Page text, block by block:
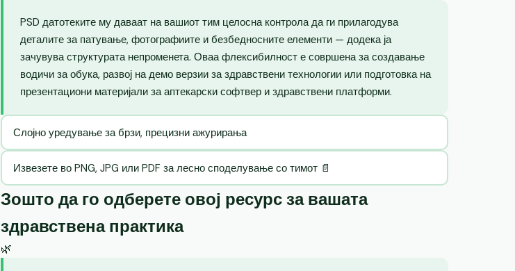
PSD датотеките му даваат на вашиот тим целосна контрола да ги прилагодува
деталите за патување, фотографиите и безбедносните елементи — додека ја
зачувува структурата непроменета. Оваа флексибилност е совршена за создавање
водичи за обука, развој на демо верзии за здравствени технологии или подготовка на
презентациони материјали за аптекарски софтвер и здравствени платформи.
Слојно уредување за брзи, прецизни ажурирања
Извезете во PNG, JPG или PDF за лесно споделување со тимот 📄
Зошто да го одберете овој ресурс за вашата
здравствена практика
🌿